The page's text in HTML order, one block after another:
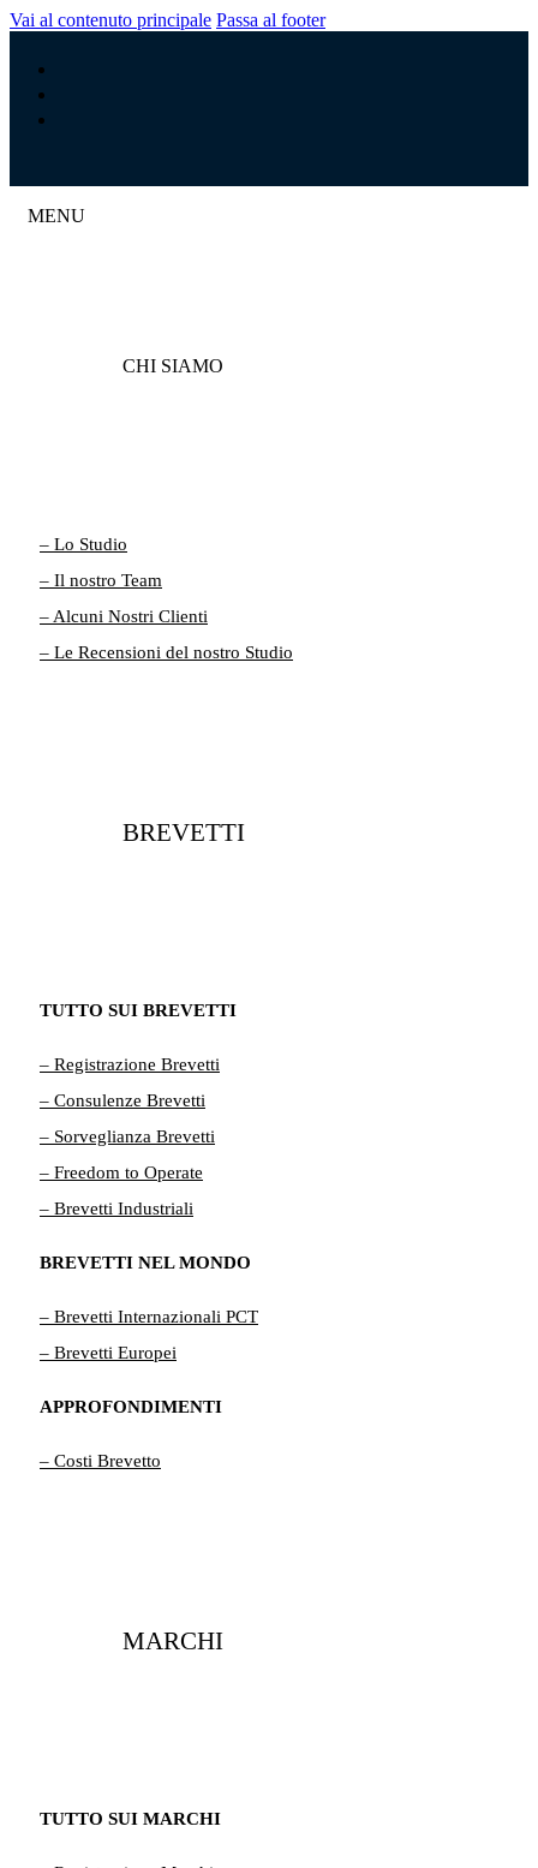
Vai al contenuto principale Passa al footer
MENU
CHI SIAMO
– Lo Studio
– Il nostro Team
– Alcuni Nostri Clienti
– Le Recensioni del nostro Studio
BREVETTI
TUTTO SUI BREVETTI
– Registrazione Brevetti
– Consulenze Brevetti
– Sorveglianza Brevetti
– Freedom to Operate
– Brevetti Industriali
BREVETTI NEL MONDO
– Brevetti Internazionali PCT
– Brevetti Europei
APPROFONDIMENTI
– Costi Brevetto
MARCHI
TUTTO SUI MARCHI